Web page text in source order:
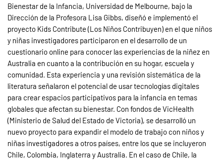
Bienestar de la Infancia, Universidad de Melbourne, bajo la
Dirección de la Profesora Lisa Gibbs, diseñó e implementó el
proyecto Kids Contribute (Los Niños Contribuyen) en el que niños
y niñas investigadores participaron en el desarrollo de un
cuestionario online para conocer las experiencias de la niñez en
Australia en cuanto a la contribución en su hogar, escuela y
comunidad. Esta experiencia y una revisión sistemática de la
literatura señalaron el potencial de usar tecnologías digitales
para crear espacios participativos para la infancia en temas
globales que afectan su bienestar. Con fondos de VicHealth
(Ministerio de Salud del Estado de Victoria), se desarrolló un
nuevo proyecto para expandir el modelo de trabajo con niños y
niñas investigadores a otros países, entre los que se incluyeron
Chile, Colombia, Inglaterra y Australia. En el caso de Chile, la